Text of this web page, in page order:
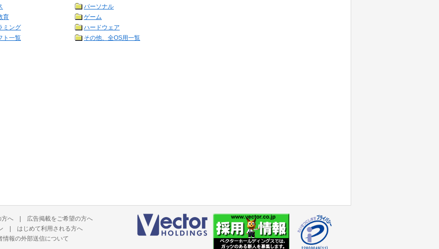
パーソナル
育
ゲーム
ミング
ハードウェア
ト一覧 その他、全OS用一覧
方へ | 広告掲載をご希望の方へ
| はじめて利用される方へ
情報の外部送信について